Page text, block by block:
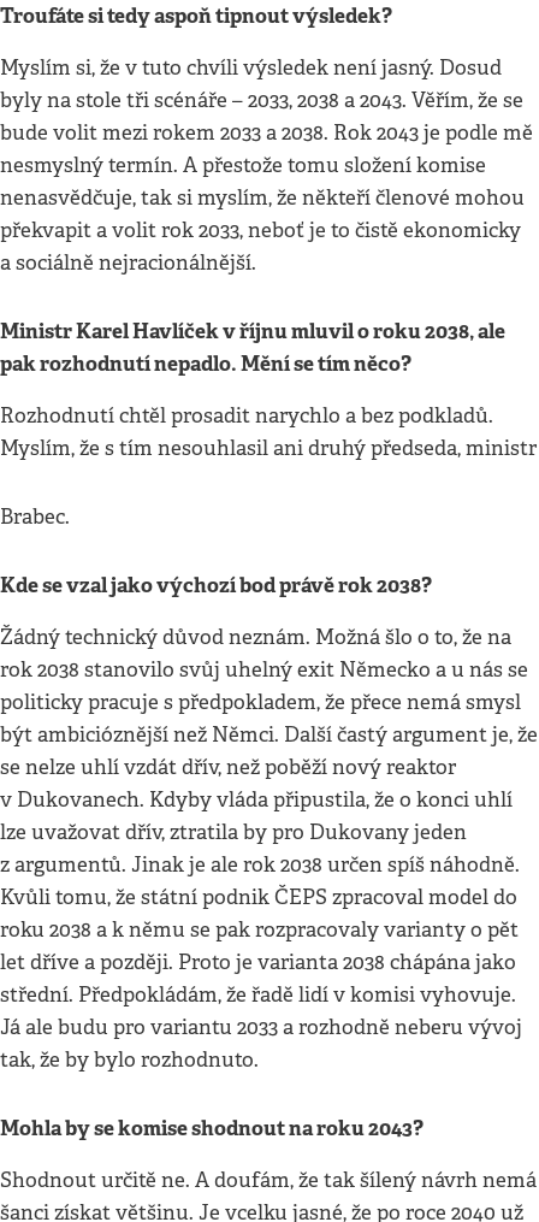
Troufáte si tedy aspoň tipnout výsledek?
Myslím si, že v tuto chvíli výsledek není jasný. Dosud
byly na stole tři scénáře – 2033, 2038 a 2043. Věřím, že se
bude volit mezi rokem 2033 a 2038. Rok 2043 je podle mě
nesmyslný termín. A přestože tomu složení komise
nenasvědčuje, tak si myslím, že někteří členové mohou
překvapit a volit rok 2033, neboť je to čistě ekonomicky
a sociálně nejracionálnější.
Ministr Karel Havlíček v říjnu mluvil o roku 2038, ale
pak rozhodnutí nepadlo. Mění se tím něco?
Rozhodnutí chtěl prosadit narychlo a bez podkladů.
Myslím, že s tím nesouhlasil ani druhý předseda, ministr
Brabec.
Kde se vzal jako výchozí bod právě rok 2038?
Žádný technický důvod neznám. Možná šlo o to, že na
rok 2038 stanovilo svůj uhelný exit Německo a u nás se
politicky pracuje s předpokladem, že přece nemá smysl
být ambicióznější než Němci. Další častý argument je, že
se nelze uhlí vzdát dřív, než poběží nový reaktor
v Dukovanech. Kdyby vláda připustila, že o konci uhlí
lze uvažovat dřív, ztratila by pro Dukovany jeden
z argumentů. Jinak je ale rok 2038 určen spíš náhodně.
Kvůli tomu, že státní podnik ČEPS zpracoval model do
roku 2038 a k němu se pak rozpracovaly varianty o pět
let dříve a později. Proto je varianta 2038 chápána jako
střední. Předpokládám, že řadě lidí v komisi vyhovuje.
Já ale budu pro variantu 2033 a rozhodně neberu vývoj
tak, že by bylo rozhodnuto.
Mohla by se komise shodnout na roku 2043?
Shodnout určitě ne. A doufám, že tak šílený návrh nemá
šanci získat většinu. Je vcelku jasné, že po roce 2040 už